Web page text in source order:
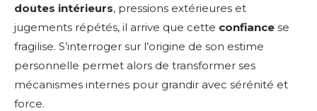
doutes intérieurs, pressions extérieures et
jugements répétés, il arrive que cette confiance se
fragilise. S’interroger sur l’origine de son estime
personnelle permet alors de transformer ses
mécanismes internes pour grandir avec sérénité et
force.